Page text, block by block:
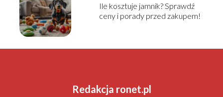
Ile kosztuje jamnik? Sprawdź
ceny i porady przed zakupem!
Redakcja ronet.pl